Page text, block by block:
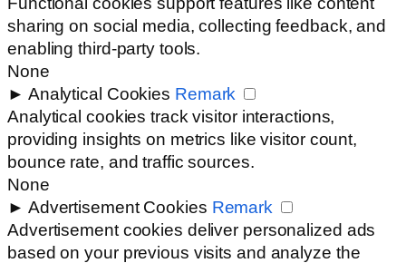
sharing on social media, collecting feedback, and
enabling third-party tools.
None
► Analytical Cookies Remark
Analytical cookies track visitor interactions,
providing insights on metrics like visitor count,
bounce rate, and traffic sources.
None
► Advertisement Cookies Remark
Advertisement cookies deliver personalized ads
based on your previous visits and analyze the